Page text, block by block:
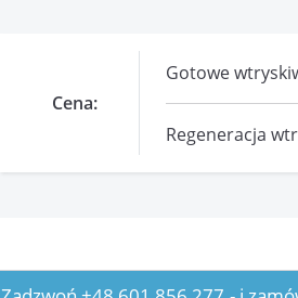
Cena:
Gotowe
Regeneracja